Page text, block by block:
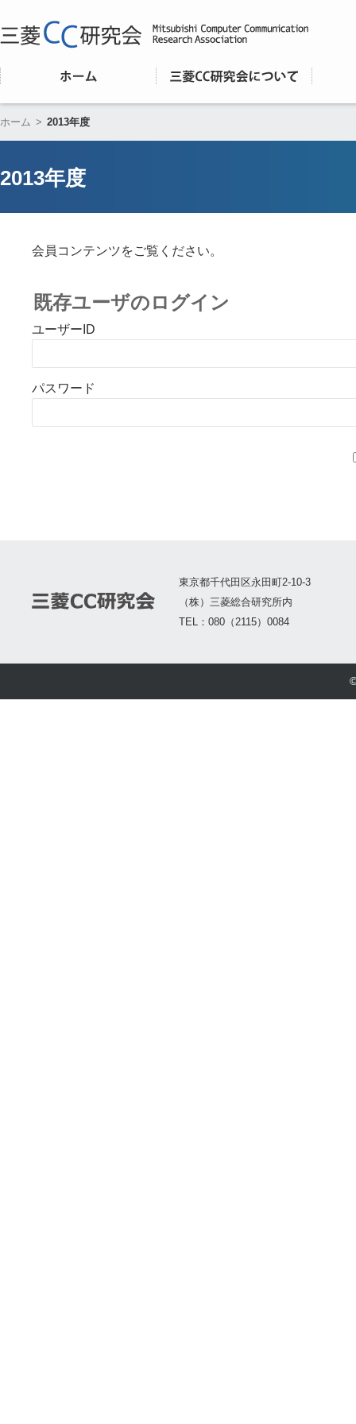
ホーム > 2013年度
2013年度
会員コンテンツをご覧ください。
既存ユーザのログイン
ユーザーID
パスワード
東京都千代田区永田町2-10-3
（株）三菱総合研究所内
TEL：080（2115）0084